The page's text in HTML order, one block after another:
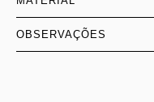
OBSERVAÇÕES